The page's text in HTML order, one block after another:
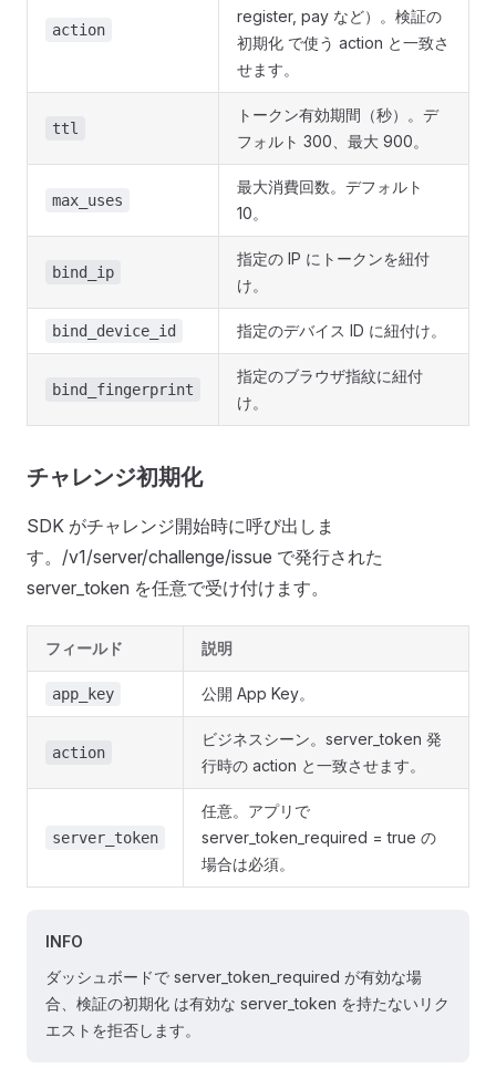
action
register, pay など）。検証の
初期化 で使う action と一致さ
せます。
ttl
トークン有効期間（秒）。デ
フォルト 300、最大 900。
max_uses
最大消費回数。デフォルト
10。
bind_ip
指定の IP にトークンを紐付
け。
bind_device_id 指定のデバイス ID に紐付け。
bind_fingerprint
指定のブラウザ指紋に紐付
け。
チャレンジ初期化
SDK がチャレンジ開始時に呼び出しま
す。/v1/server/challenge/issue で発行された
server_token を任意で受け付けます。
フィールド 説明
app_key 公開 App Key。
action
ビジネスシーン。server_token 発
行時の action と一致させます。
server_token
任意。アプリで
server_token_required = true の
場合は必須。
INFO
ダッシュボードで server_token_required が有効な場
合、検証の初期化 は有効な server_token を持たないリク
エストを拒否します。